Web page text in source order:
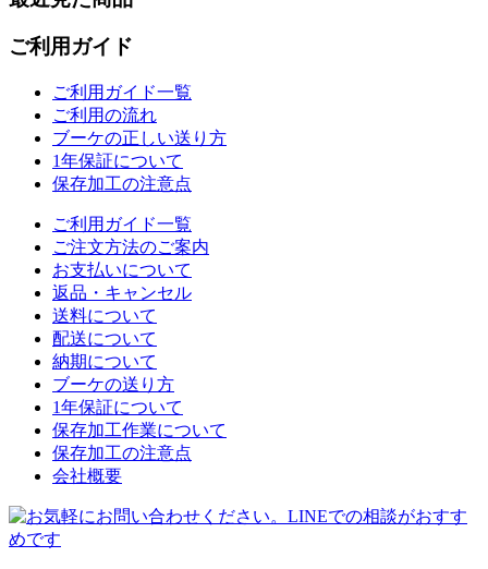
ご利用ガイド
ご利用ガイド一覧
ご利用の流れ
ブーケの正しい送り方
1年保証について
保存加工の注意点
ご利用ガイド一覧
ご注文方法のご案内
お支払いについて
返品・キャンセル
送料について
配送について
納期について
ブーケの送り方
1年保証について
保存加工作業について
保存加工の注意点
会社概要